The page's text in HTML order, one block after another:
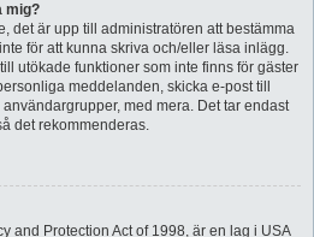
mig?
det är upp till administratören att bestämma
för att kunna skriva och/eller läsa inlägg.
utökade funktioner som inte finns för gäster
meddelanden, skicka e-post till
med mera. Det tar endast
det rekommenderas.
and Protection Act of 1998, är en lag i USA